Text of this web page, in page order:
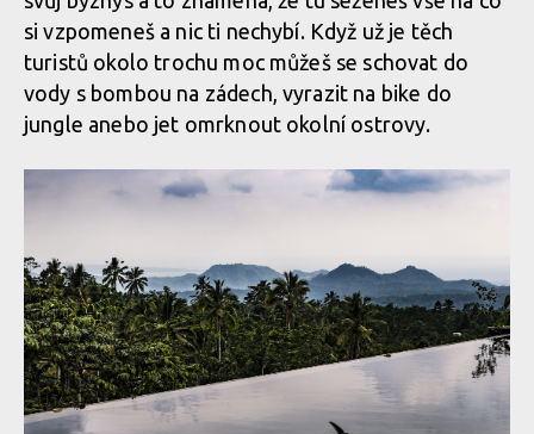
si vzpomeneš a nic ti nechybí. Když už je těch
turistů okolo trochu moc můžeš se schovat do
vody s bombou na zádech, vyrazit na bike do
jungle anebo jet omrknout okolní ostrovy.